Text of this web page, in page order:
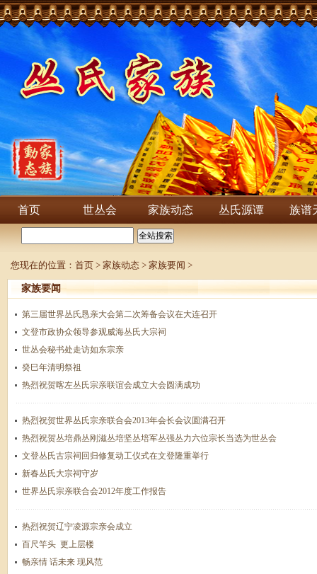
首页 世丛会 家族动态 丛氏源谭 族谱
您现在的位置： 首页 > 家族动态 > 家族要闻 >
家族要闻
第三届世界丛氏恳亲大会第二次筹备会议在大连召开
文登市政协众领导参观威海丛氏大宗祠
世丛会秘书处走访如东宗亲
癸巳年清明祭祖
热烈祝贺喀左丛氏宗亲联谊会成立大会圆满成功
热烈祝贺世界丛氏宗亲联合会2013年会长会议圆满召开
热烈祝贺丛培鼎丛刚滋丛培坚丛培军丛强丛力六位宗长当选为世丛会
文登丛氏古宗祠回归修复动工仪式在文登隆重举行
新春丛氏大宗祠守岁
世界丛氏宗亲联合会2012年度工作报告
热烈祝贺辽宁凌源宗亲会成立
百尺竿头 更上层楼
畅亲情 话未来 现风范